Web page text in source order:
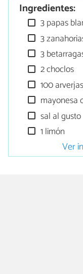
Ingredientes:
3 papas
3
3
2 choclos
100 arverjas
mayonesa
sal al gusto
1 limón
Ver